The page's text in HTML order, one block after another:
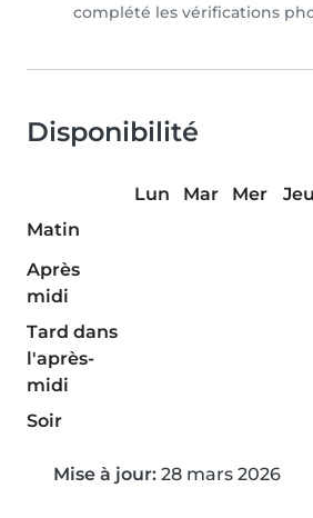
complété les vérifications
Disponibilité
Lun Mar Mer Jeu
Matin
Après
midi
Tard dans
l'après-
midi
Soir
Mise à jour: 28 mars 2026